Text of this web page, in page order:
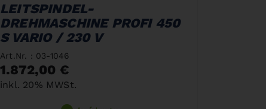
LEITSPINDEL-
DREHMASCHINE PROFI 450
S VARIO / 230 V
Art.Nr. : 03-1046
1.872,00 €
inkl. 20% MWSt.